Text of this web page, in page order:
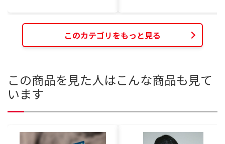
このカテゴリをもっと見る
この商品を見た人はこんな商品も見て
います